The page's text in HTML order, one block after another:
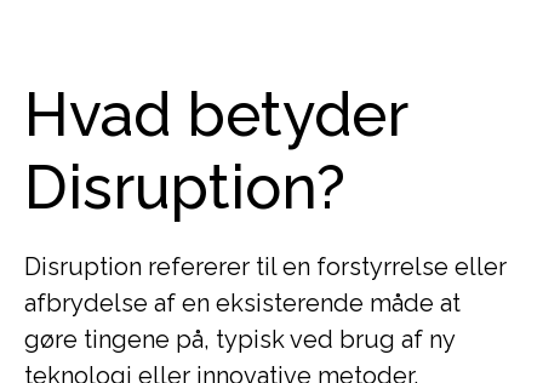
Hvad betyder
Disruption?
Disruption refererer til en forstyrrelse eller
afbrydelse af en eksisterende måde at
gøre tingene på, typisk ved brug af ny
teknologi eller innovative metoder.